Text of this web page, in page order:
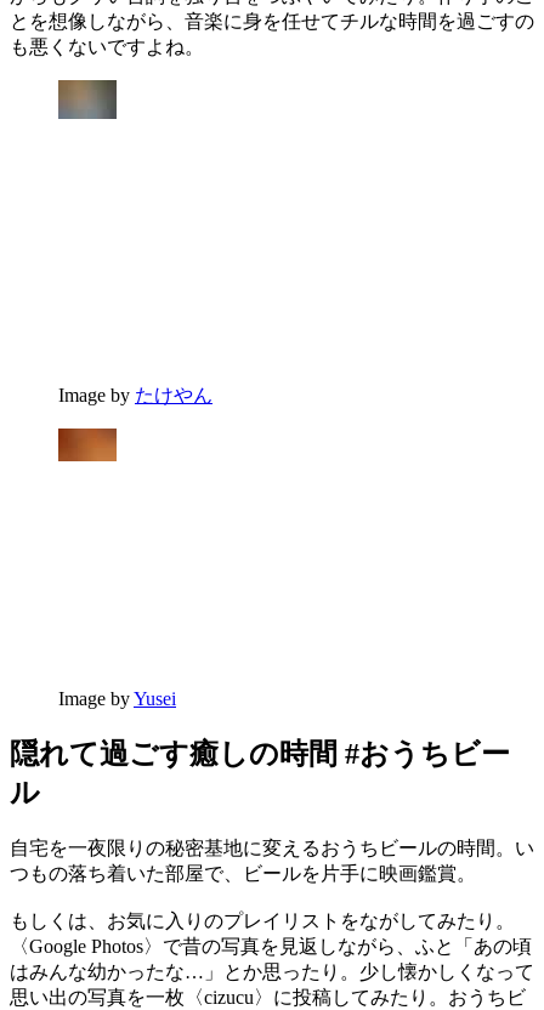
とを想像しながら、音楽に身を任せてチルな時間を過ごすの
も悪くないですよね。
Image by たけやん
Image byYusei
隠れて過ごす癒しの時間 #おうちビー
ル
自宅を一夜限りの秘密基地に変えるおうちビールの時間。い
つもの落ち着いた部屋で、ビールを片手に映画鑑賞。
もしくは、お気に入りのプレイリストをながしてみたり。
〈Google Photos〉で昔の写真を見返しながら、ふと「あの頃
はみんな幼かったな…」とか思ったり。少し懐かしくなって
思い出の写真を一枚〈cizucu〉に投稿してみたり。おうちビ